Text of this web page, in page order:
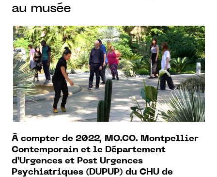
au musée
À compter de 2022, MO.CO. Montpellier
Contemporain et le Département
d’Urgences et Post Urgences
Psychiatriques (DUPUP) du CHU de